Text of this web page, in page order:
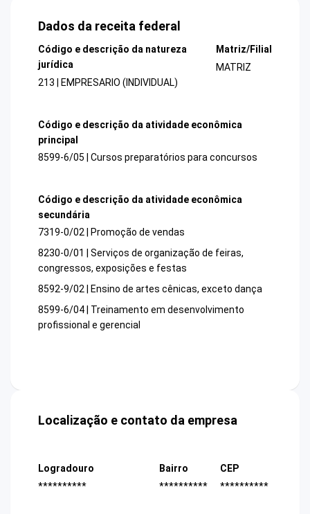
Dados da receita federal
Código e descrição da natureza
jurídica
213 | EMPRESARIO (INDIVIDUAL)
Matriz/Filial
MATRIZ
Código e descrição da atividade econômica
principal
8599-6/05 | Cursos preparatórios para concursos
Código e descrição da atividade econômica
secundária
7319-0/02 | Promoção de vendas
8230-0/01 | Serviços de organização de feiras,
congressos, exposições e festas
8592-9/02 | Ensino de artes cênicas, exceto dança
8599-6/04 | Treinamento em desenvolvimento
profissional e gerencial
Localização e contato da empresa
Logradouro
**********
Bairro
**********
CEP
**********